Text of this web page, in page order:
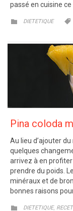
passé en cuisine ce
 CATEGORY
DIETETIQUE 
Pina coloda
Au lieu d’ajouter
quelques
arrivez à en
prendre du poids.
minéraux et de
bonnes raisons
 CATEGORY
DIETETIQUE,